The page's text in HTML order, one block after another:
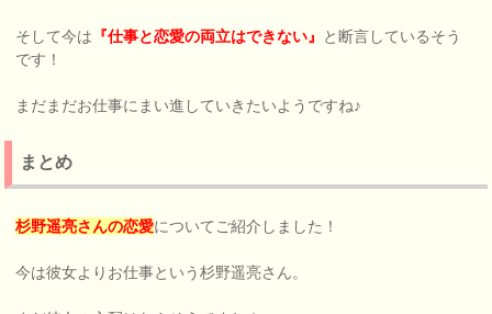
そして今は 『仕事と恋愛の両立はできない』 と断言しているそう
です！
まだまだお仕事にまい進していきたいようですね♪
まとめ
杉野遥亮さんの恋愛についてご紹介しました！
今は彼女よりお仕事という杉野遥亮さん。